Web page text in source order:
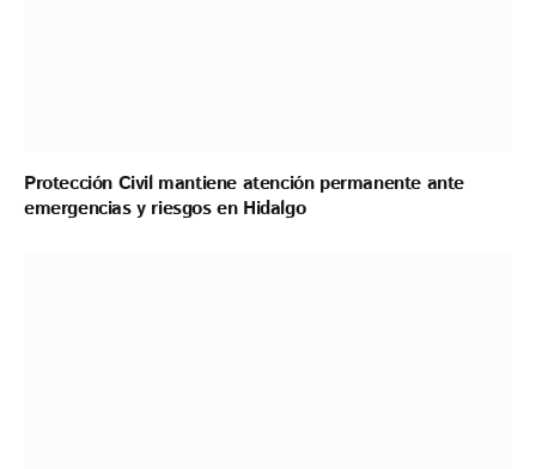
Protección Civil mantiene atención permanente ante
emergencias y riesgos en Hidalgo